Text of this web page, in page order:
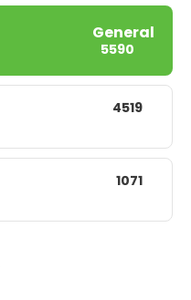
General
5590
4519
1071